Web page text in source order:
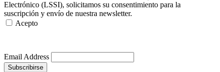
Electrónico (LSSI), solicitamos su consentimiento para la
suscripción y envío de nuestra newsletter.
Acepto
Email Address